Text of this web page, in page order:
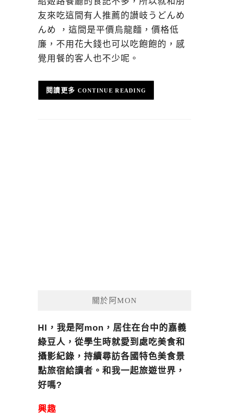
友來吃這間有人推薦的讃岐うどんめ
んめ ，這間是平價烏龍麵，價格低
廉，不用花大錢也可以吃飽飽的，感
覺用餐的客人也不少呢。
CONTINUE READING
關於阿MON
HI，我是阿mon，居住在台中的嘉義
綠豆人，從學生時就愛到處吃美食和
攝影紀錄，持續尋訪各國特色美食景
點旅宿給讀者。和我一起旅遊世界，
好嗎?
興趣